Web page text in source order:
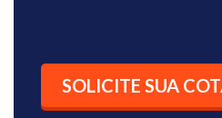
SOLICITE SUA